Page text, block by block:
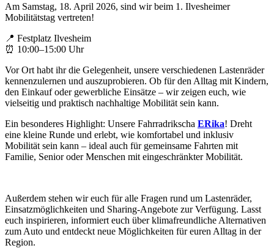
Am Samstag, 18. April 2026, sind wir beim 1. Ilvesheimer
Mobilitätstag vertreten!
📍 Festplatz Ilvesheim
⏰ 10:00–15:00 Uhr
Vor Ort habt ihr die Gelegenheit, unsere verschiedenen Lastenräder
kennenzulernen und auszuprobieren. Ob für den Alltag mit Kindern,
den Einkauf oder gewerbliche Einsätze – wir zeigen euch, wie
vielseitig und praktisch nachhaltige Mobilität sein kann.
Ein besonderes Highlight: Unsere Fahrradrikscha ERika! Dreht
eine kleine Runde und erlebt, wie komfortabel und inklusiv
Mobilität sein kann – ideal auch für gemeinsame Fahrten mit
Familie, Senior oder Menschen mit eingeschränkter Mobilität.
Außerdem stehen wir euch für alle Fragen rund um Lastenräder,
Einsatzmöglichkeiten und Sharing-Angebote zur Verfügung. Lasst
euch inspirieren, informiert euch über klimafreundliche Alternativen
zum Auto und entdeckt neue Möglichkeiten für euren Alltag in der
Region.